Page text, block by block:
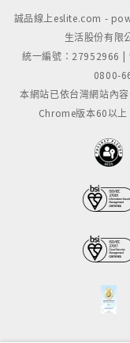
誠品線上eslite.com -
生活股份有
統一編號：27952966 |
0800-
本網站已依台灣網站內
Chrome版本60以